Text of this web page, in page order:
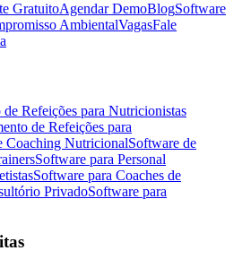
GratuitoAgendar DemoBlogSoftware
AmbientalVagasFale
Refeições para Nutricionistas
de Refeições para
Coaching NutricionalSoftware de
Software para Personal
Software para Coaches de
PrivadoSoftware para